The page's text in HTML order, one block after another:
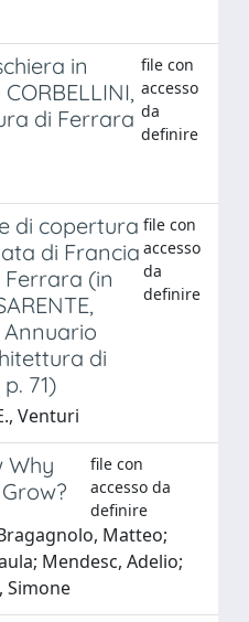
in
di Ferrara
file con
accesso
da
definire
di copertura
di Francia
(in
di
71)
file con
accesso
da
definire
Venturi
Why
file con
accesso da
definire
Matteo;
Mendesc, Adelio;
Simone